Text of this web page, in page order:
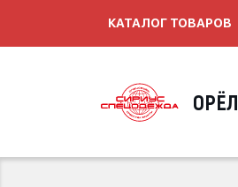
КАТАЛОГ ТОВАРОВ
ОРЁЛ